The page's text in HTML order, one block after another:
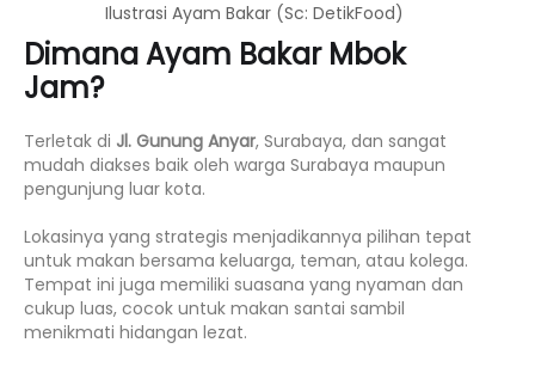
Ilustrasi Ayam Bakar (Sc: DetikFood)
Dimana Ayam Bakar Mbok
Jam?
Terletak di Jl. Gunung Anyar, Surabaya, dan sangat
mudah diakses baik oleh warga Surabaya maupun
pengunjung luar kota.
Lokasinya yang strategis menjadikannya pilihan tepat
untuk makan bersama keluarga, teman, atau kolega.
Tempat ini juga memiliki suasana yang nyaman dan
cukup luas, cocok untuk makan santai sambil
menikmati hidangan lezat.